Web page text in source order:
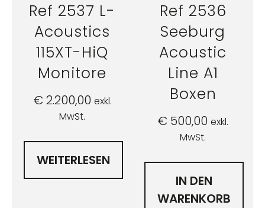
Ref 2537 L-
Acoustics
115XT-HiQ
Monitore
€2.200,00 exkl.
MwSt.
WEITERLESEN
Ref 2536
Seeburg
Acoustic
Line A1
Boxen
€ 500,00 exkl.
MwSt.
IN DEN
WARENKORB